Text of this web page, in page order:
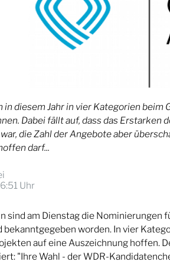
diesem Jahr in vier Kategorien beim
Dabei fällt auf, dass das Erstarken
die Zahl der Angebote aber
darf...
Uhr
sind am Dienstag die Nominierungen
bekanntgegeben worden. In vier
auf eine Auszeichnung hoffen.
"Ihre Wahl - der WDR-